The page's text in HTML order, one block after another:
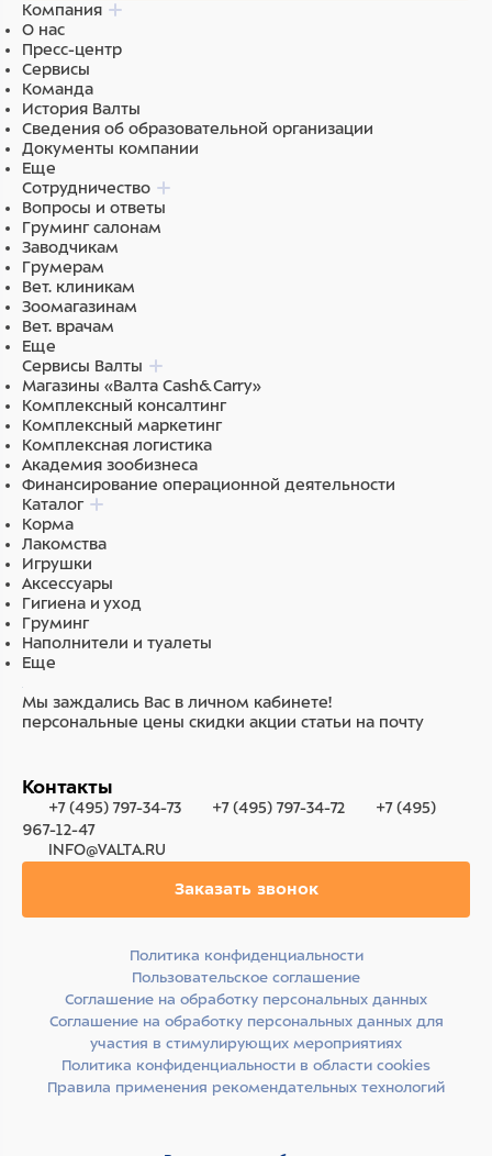
Компания
О нас
Пресс-центр
Сервисы
Команда
История Валты
Сведения об образовательной организации
Документы компании
Еще
Сотрудничество
Вопросы и ответы
Груминг салонам
Заводчикам
Грумерам
Вет. клиникам
Зоомагазинам
Вет. врачам
Еще
Сервисы Валты
Магазины «Валта Cash&Carry»
Комплексный консалтинг
Комплексный маркетинг
Комплексная логистика
Академия зообизнеса
Финансирование операционной деятельности
Каталог
Корма
Лакомства
Игрушки
Аксессуары
Гигиена и уход
Груминг
Наполнители и туалеты
Еще
Мы заждались Вас в личном кабинете!
персональные цены скидки акции статьи на почту
Контакты
+7 (495) 797-34-73 +7 (495) 797-34-72
+7 (495)
967-12-47
INFO@VALTA.RU
Заказать звонок
Политика конфиденциальности
Пользовательское соглашение
Соглашение на обработку персональных данных
Соглашение на обработку персональных данных для
участия в стимулирующих мероприятиях
Политика конфиденциальности в области cookies
Правила применения рекомендательных технологий